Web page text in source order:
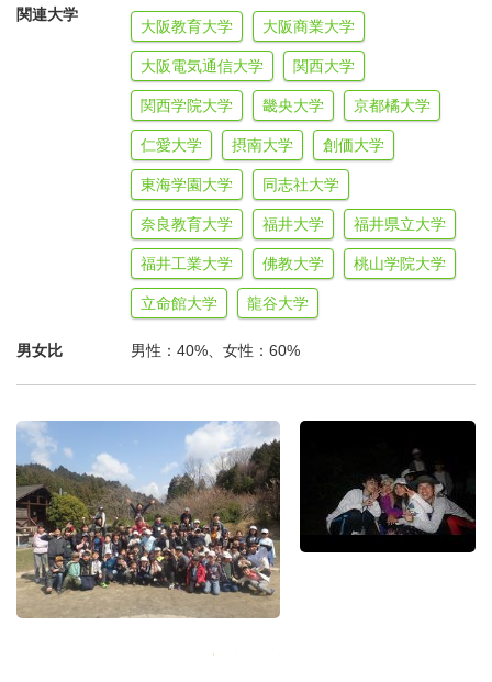
応します。
７．集合解散地について
【奈良コース 集合解散情報】
【滋賀コース 集合解散情報】
関連大学
大阪教育大学 大阪商業大学
大阪電気通信大学 関西大学
関西学院大学 畿央大学 京都橘大学
仁愛大学 摂南大学 創価大学
東海学園大学 同志社大学
奈良教育大学 福井大学 福井県立大学
福井工業大学 佛教大学 桃山学院大学
立命館大学 龍谷大学
男女比 男性：40%、女性：60%